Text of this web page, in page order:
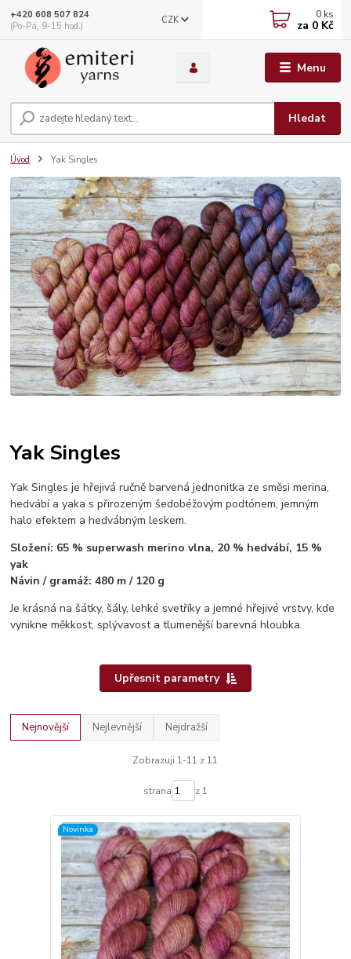
Menu
CZK
Hledat
+420 608 507 824
(Po-Pá, 9-15 hod.)
0 ks
za 0 Kč
Úvod Yak Singles
Yak Singles
Yak Singles je hřejivá ručně barvená jednonitka ze směsi merina,
hedvábí a yaka s přirozeným šedobéžovým podtónem, jemným
halo efektem a hedvábným leskem.
Složení: 65 % superwash merino vlna, 20 % hedvábí, 15 %
yak
Návin / gramáž: 480 m / 120 g
Je krásná na šátky, šály, lehké svetříky a jemné hřejivé vrstvy, kde
vynikne měkkost, splývavost a tlumenější barevná hloubka.
Upřesnit parametry
Nejnovější Nejlevnější Nejdražší
Zobrazuji 1-11 z 11
strana z 1
Novinka